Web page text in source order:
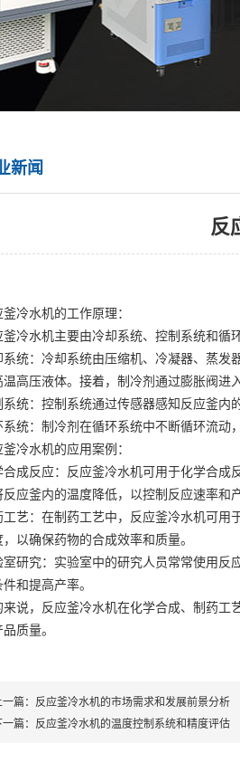
新闻
反
釜冷水机的工作原理：
釜冷水机主要由冷却系统、控制系统和循
系统：冷却系统由压缩机、冷凝器、蒸
温高压液体。接着，制冷剂通过膨胀阀进
系统：控制系统通过传感器感知反应釜内
系统：制冷剂在循环系统中不断循环流动
釜冷水机的应用案例：
合成反应：反应釜冷水机可用于化学合成
反应釜内的温度降低，以控制反应速率和
工艺：在制药工艺中，反应釜冷水机可用
，以确保药物的合成效率和质量。
室研究：实验室中的研究人员常常使用
件和提高产率。
来说，反应釜冷水机在化学合成、制药
质量。
一篇： 反应釜冷水机的市场需求和发展前景分析
篇： 反应釜冷水机的温度控制系统和精度评估